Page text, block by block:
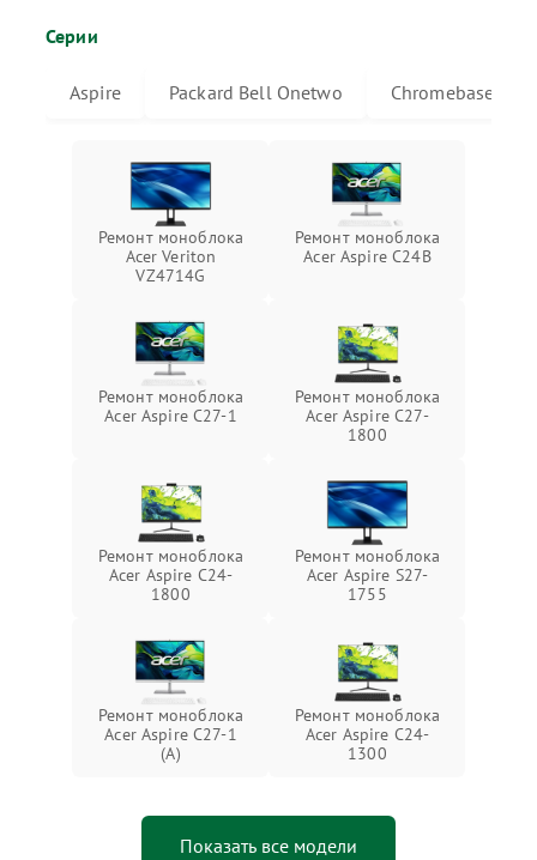
Серии
Aspire Packard Bell Onetwo Chromebase
Ремонт моноблока
Acer Veriton
VZ4714G
Ремонт моноблока
Acer Aspire C24B
Ремонт моноблока
Acer Aspire C27-1
Ремонт моноблока
Acer Aspire C27-
1800
Ремонт моноблока
Acer Aspire C24-
1800
Ремонт моноблока
Acer Aspire S27-
1755
Ремонт моноблока
Acer Aspire C27-1
(A)
Ремонт моноблока
Acer Aspire C24-
1300
Показать все модели